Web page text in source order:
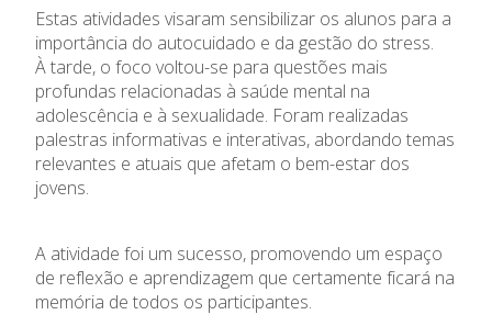
Informações
APEE
Notícias
Estas atividades visaram sensibilizar os alunos para a
importância do autocuidado e da gestão do stress.
À tarde, o foco voltou-se para questões mais
profundas relacionadas à saúde mental na
adolescência e à sexualidade. Foram realizadas
palestras informativas e interativas, abordando temas
relevantes e atuais que afetam o bem-estar dos
jovens.
A atividade foi um sucesso, promovendo um espaço
de reflexão e aprendizagem que certamente ficará na
memória de todos os participantes.